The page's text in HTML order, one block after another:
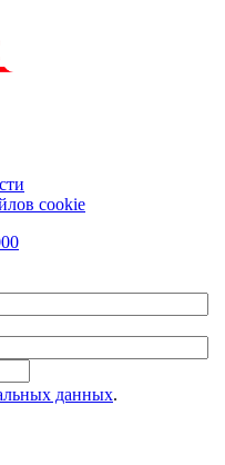
cookie
данных.